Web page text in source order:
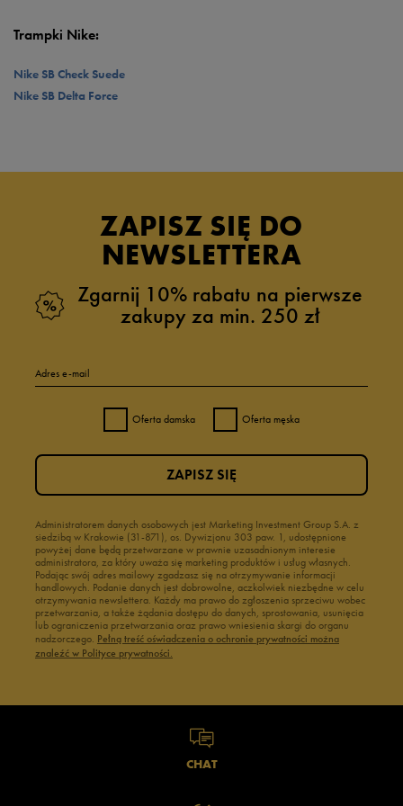
Trampki Nike:
Nike SB Check Suede
Nike SB Delta Force
ZAPISZ SIĘ DO
NEWSLETTERA
Zgarnij 10% rabatu na pierwsze
zakupy za min. 250 zł
Adres e-mail
Oferta damska Oferta męska
Administratorem danych osobowych jest Marketing Investment Group S.A. z
siedzibą w Krakowie (31-871), os. Dywizjonu 303 paw. 1, udostępnione
powyżej dane będą przetwarzane w prawnie uzasadnionym interesie
administratora, za który uważa się marketing produktów i usług własnych.
Podając swój adres mailowy zgadzasz się na otrzymywanie informacji
handlowych. Podanie danych jest dobrowolne, aczkolwiek niezbędne w celu
otrzymywania newslettera. Każdy ma prawo do zgłoszenia sprzeciwu wobec
przetwarzania, a także żądania dostępu do danych, sprostowania, usunięcia
lub ograniczenia przetwarzania oraz prawo wniesienia skargi do organu
nadzorczego. Pełną treść oświadczenia o ochronie prywatności można
znaleźć w Polityce prywatności.
ZAPISZ SIĘ
CHAT